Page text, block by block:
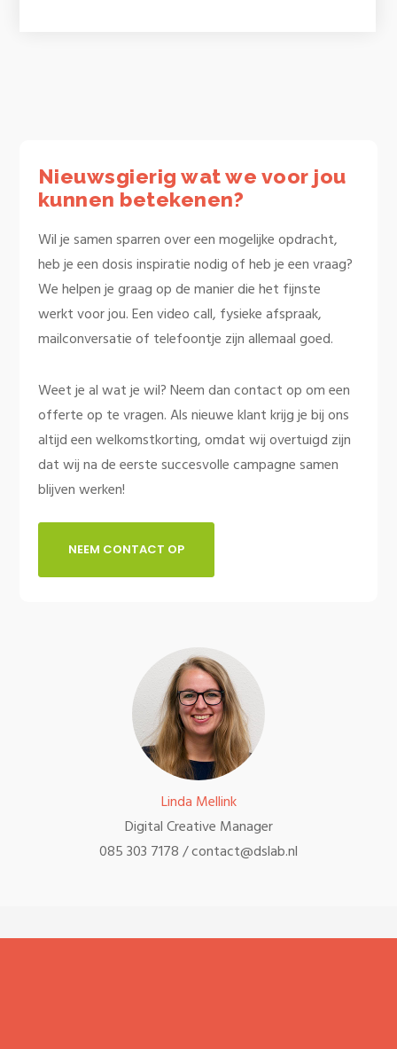
Linda Mellink
Digital Creative Manager
085 303 7178 / contact@dslab.nl
Nieuwsgierig wat we voor jou
kunnen betekenen?
Wil je samen sparren over een mogelijke opdracht,
heb je een dosis inspiratie nodig of heb je een vraag?
We helpen je graag op de manier die het fijnste
werkt voor jou. Een video call, fysieke afspraak,
mailconversatie of telefoontje zijn allemaal goed.
Weet je al wat je wil? Neem dan contact op om een
offerte op te vragen. Als nieuwe klant krijg je bij ons
altijd een welkomstkorting, omdat wij overtuigd zijn
dat wij na de eerste succesvolle campagne samen
blijven werken!
NEEM CONTACT OP